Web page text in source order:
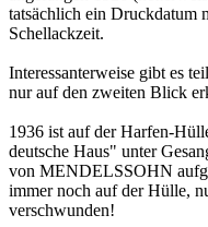
tatsächlich ein Druckdatum
Schellackzeit.
Interessanterweise gibt es
nur auf den zweiten Blick
1936 ist auf der Harfen-
deutsche Haus" unter
von MENDELSSOHN
immer noch auf der Hülle,
verschwunden!